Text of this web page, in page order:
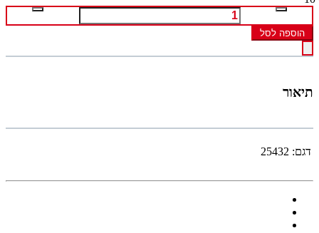
הוספה לסל
תיאור
דגם: 25432